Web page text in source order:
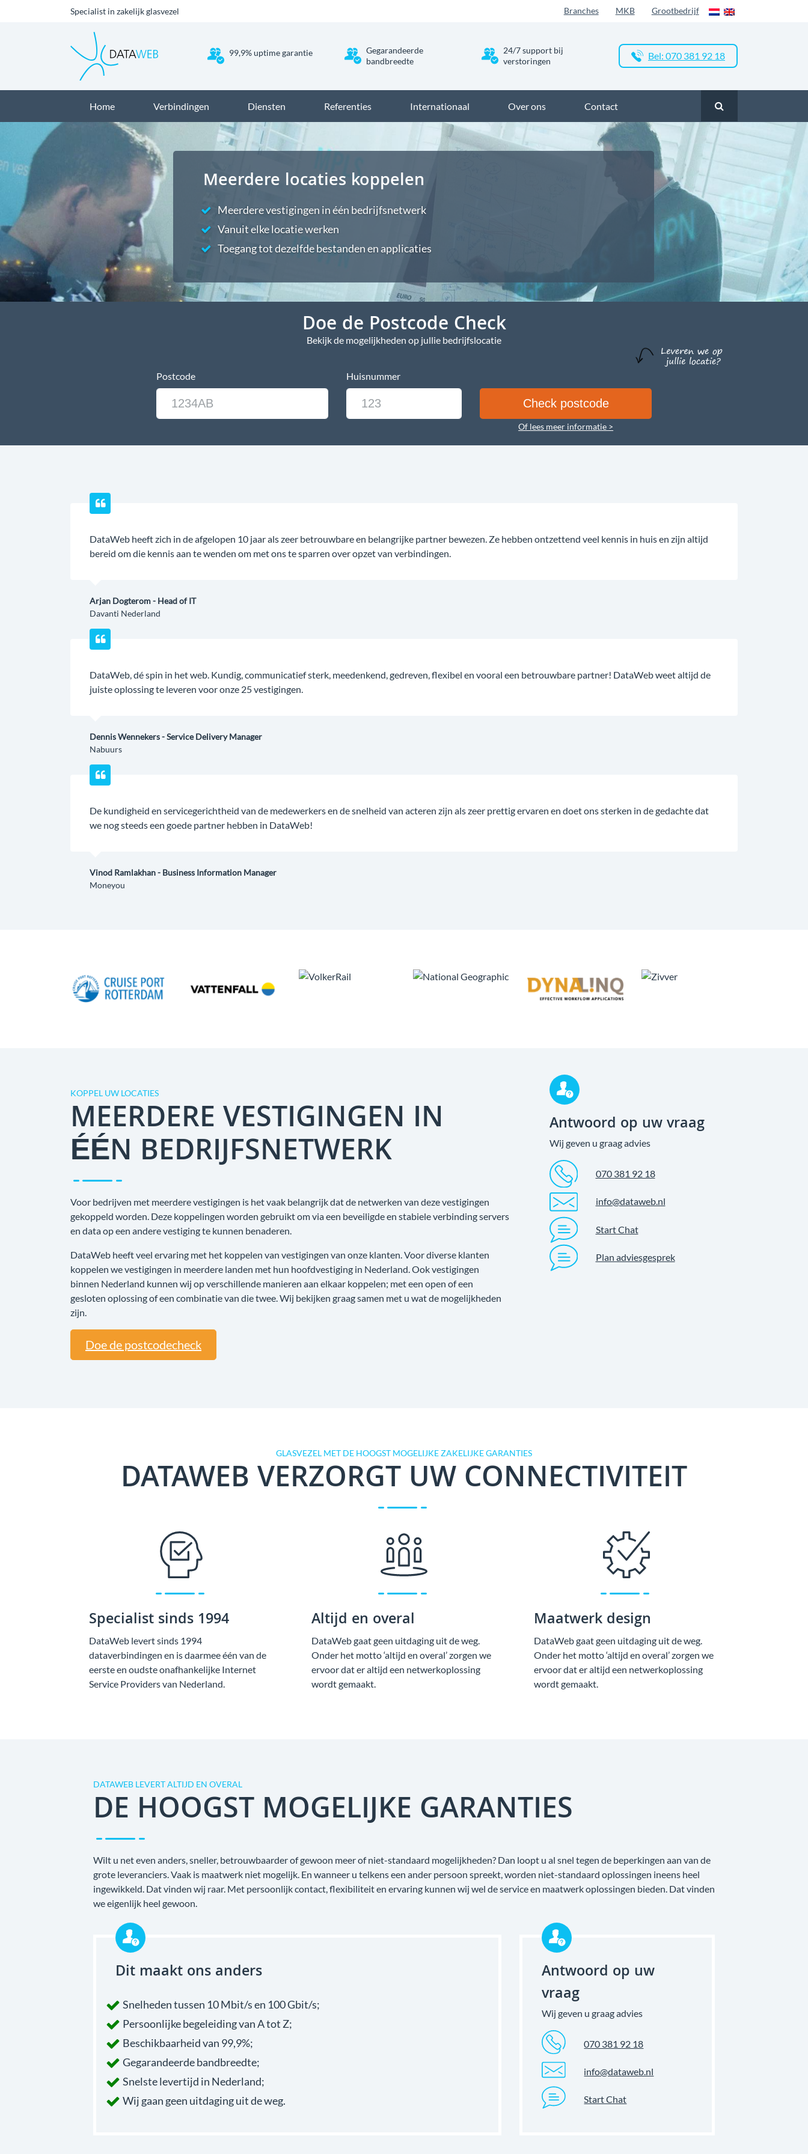
Specialist in zakelijk glasvezel Branches MKB Grootbedrijf
99,9% uptime garantie
Gegarandeerde
bandbreedte
24/7 support bij
verstoringen
Bel: 070 381 92 18
Home Verbindingen Diensten Referenties Internationaal Over ons Contact
Meerdere locaties koppelen
Meerdere vestigingen in één bedrijfsnetwerk
Vanuit elke locatie werken
Toegang tot dezelfde bestanden en applicaties
Doe de Postcode Check
Bekijk de mogelijkheden op jullie bedrijfslocatie
Postcode Huisnummer
Of lees meer informatie >
DataWeb heeft zich in de afgelopen 10 jaar als zeer betrouwbare en belangrijke partner bewezen. Ze hebben ontzettend veel kennis in huis en zijn altijd
bereid om die kennis aan te wenden om met ons te sparren over opzet van verbindingen.
Arjan Dogterom - Head of IT
Davanti Nederland
DataWeb, dé spin in het web. Kundig, communicatief sterk, meedenkend, gedreven, flexibel en vooral een betrouwbare partner! DataWeb weet altijd de
juiste oplossing te leveren voor onze 25 vestigingen.
Dennis Wennekers - Service Delivery Manager
Nabuurs
De kundigheid en servicegerichtheid van de medewerkers en de snelheid van acteren zijn als zeer prettig ervaren en doet ons sterken in de gedachte dat
we nog steeds een goede partner hebben in DataWeb!
Vinod Ramlakhan - Business Information Manager
Moneyou
KOPPEL UW LOCATIES
MEERDERE VESTIGINGEN IN
ÉÉN BEDRIJFSNETWERK
Voor bedrijven met meerdere vestigingen is het vaak belangrijk dat de netwerken van deze vestigingen
gekoppeld worden. Deze koppelingen worden gebruikt om via een beveiligde en stabiele verbinding servers
en data op een andere vestiging te kunnen benaderen.
DataWeb heeft veel ervaring met het koppelen van vestigingen van onze klanten. Voor diverse klanten
koppelen we vestigingen in meerdere landen met hun hoofdvestiging in Nederland. Ook vestigingen
binnen Nederland kunnen wij op verschillende manieren aan elkaar koppelen; met een open of een
gesloten oplossing of een combinatie van die twee. Wij bekijken graag samen met u wat de mogelijkheden
zijn.
Doe de postcodecheck
Antwoord op uw vraag
Wij geven u graag advies
070 381 92 18
info@dataweb.nl
Start Chat
Plan adviesgesprek
GLASVEZEL MET DE HOOGST MOGELIJKE ZAKELIJKE GARANTIES
DATAWEB VERZORGT UW CONNECTIVITEIT
Specialist sinds 1994
DataWeb levert sinds 1994
dataverbindingen en is daarmee één van de
eerste en oudste onafhankelijke Internet
Service Providers van Nederland.
Altijd en overal
DataWeb gaat geen uitdaging uit de weg.
Onder het motto ‘altijd en overal’ zorgen we
ervoor dat er altijd een netwerkoplossing
wordt gemaakt.
Maatwerk design
DataWeb gaat geen uitdaging uit de weg.
Onder het motto ‘altijd en overal’ zorgen we
ervoor dat er altijd een netwerkoplossing
wordt gemaakt.
DATAWEB LEVERT ALTIJD EN OVERAL
DE HOOGST MOGELIJKE GARANTIES
Wilt u net even anders, sneller, betrouwbaarder of gewoon meer of niet-standaard mogelijkheden? Dan loopt u al snel tegen de beperkingen aan van de
grote leveranciers. Vaak is maatwerk niet mogelijk. En wanneer u telkens een ander persoon spreekt, worden niet-standaard oplossingen ineens heel
ingewikkeld. Dat vinden wij raar. Met persoonlijk contact, flexibiliteit en ervaring kunnen wij wel de service en maatwerk oplossingen bieden. Dat vinden
we eigenlijk heel gewoon.
Dit maakt ons anders
Snelheden tussen 10 Mbit/s en 100 Gbit/s;
Persoonlijke begeleiding van A tot Z;
Beschikbaarheid van 99,9%;
Gegarandeerde bandbreedte;
Snelste levertijd in Nederland;
Wij gaan geen uitdaging uit de weg.
Antwoord op uw
vraag
Wij geven u graag advies
070 381 92 18
info@dataweb.nl
Start Chat